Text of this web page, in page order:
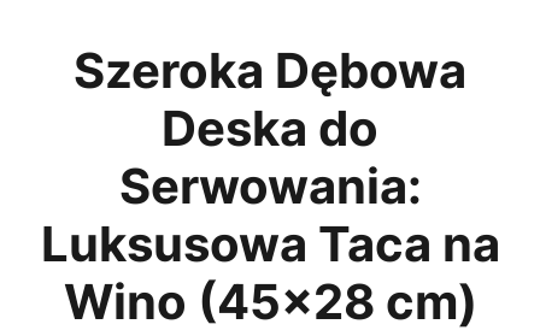
Szeroka Dębowa
Deska do
Serwowania:
Luksusowa Taca na
Wino (45x28 cm)